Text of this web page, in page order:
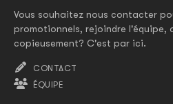
Vous souhaitez nous contacter
promotionnels, rejoindre l'équipe,
copieusement? C'est par ici.
CONTACT
ÉQUIPE